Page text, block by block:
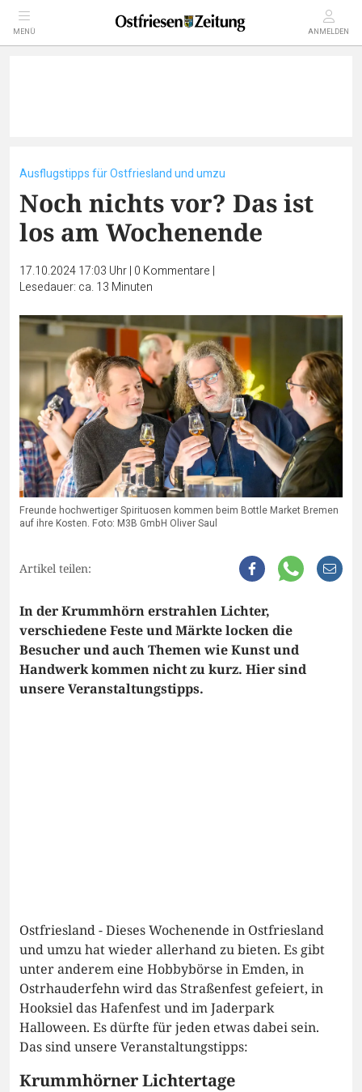
MENÜ ANMELDEN
Ausflugstipps für Ostfriesland und umzu
Noch nichts vor? Das ist
los am Wochenende
17.10.2024 17:03 Uhr| 0 Kommentare |
Lesedauer: ca. 13 Minuten
Freunde hochwertiger Spirituosen kommen beim Bottle Market Bremen
auf ihre Kosten. Foto: M3B GmbH Oliver Saul
Artikel teilen:
In der Krummhörn erstrahlen Lichter,
verschiedene Feste und Märkte locken die
Besucher und auch Themen wie Kunst und
Handwerk kommen nicht zu kurz. Hier sind
unsere Veranstaltungstipps.
Ostfriesland - Dieses Wochenende in Ostfriesland
und umzu hat wieder allerhand zu bieten. Es gibt
unter anderem eine Hobbybörse in Emden, in
Ostrhauderfehn wird das Straßenfest gefeiert, in
Hooksiel das Hafenfest und im Jaderpark
Halloween. Es dürfte für jeden etwas dabei sein.
Das sind unsere Veranstaltungstipps:
Krummhörner Lichtertage